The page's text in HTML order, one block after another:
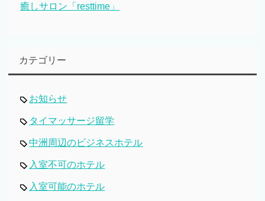
癒しサロン「resttime」
カテゴリー
お知らせ
タイマッサージ留学
中洲周辺のビジネスホテル
入室不可のホテル
入室可能のホテル